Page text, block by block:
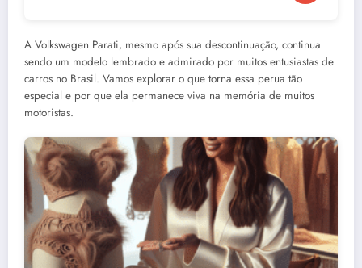
A Volkswagen Parati, mesmo após sua descontinuação, continua
sendo um modelo lembrado e admirado por muitos entusiastas de
carros no Brasil. Vamos explorar o que torna essa perua tão
especial e por que ela permanece viva na memória de muitos
motoristas.